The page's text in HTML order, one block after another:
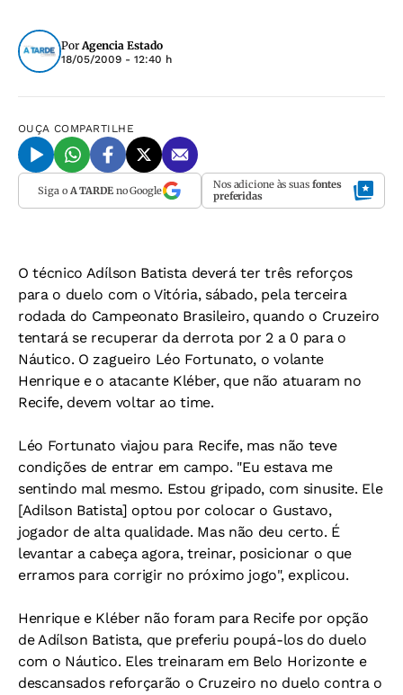
PorAgencia Estado
18/05/2009 - 12:40 h
OUÇA COMPARTILHE
Siga o A TARDEno Google Nos adicione às suas fontes
preferidas
O técnico Adílson Batista deverá ter três reforços
para o duelo com o Vitória, sábado, pela terceira
rodada do Campeonato Brasileiro, quando o Cruzeiro
tentará se recuperar da derrota por 2 a 0 para o
Náutico. O zagueiro Léo Fortunato, o volante
Henrique e o atacante Kléber, que não atuaram no
Recife, devem voltar ao time.
Léo Fortunato viajou para Recife, mas não teve
condições de entrar em campo. "Eu estava me
sentindo mal mesmo. Estou gripado, com sinusite. Ele
[Adilson Batista] optou por colocar o Gustavo,
jogador de alta qualidade. Mas não deu certo. É
levantar a cabeça agora, treinar, posicionar o que
erramos para corrigir no próximo jogo", explicou.
Henrique e Kléber não foram para Recife por opção
de Adílson Batista, que preferiu poupá-los do duelo
com o Náutico. Eles treinaram em Belo Horizonte e
descansados reforçarão o Cruzeiro no duelo contra o